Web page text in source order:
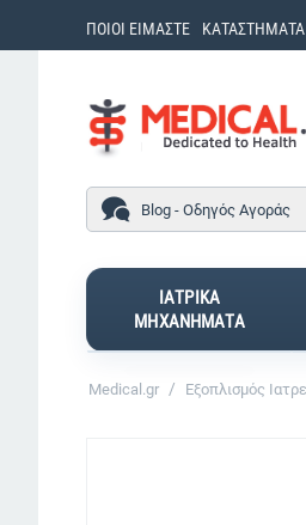
ΠΟΙΟΙ ΕΙΜΑΣΤΕ ΚΑΤΑΣΤΗΜΑΤΑ
Blog - Οδηγός Αγοράς
ΙΑΤΡΙΚΑ
ΜΗΧΑΝΗΜΑΤΑ
Medical.gr / Εξοπλισμός